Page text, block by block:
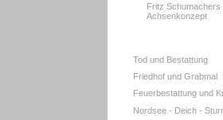
Tod und Bestattung
Friedhof und Grabmal
Feuerbestattung und
Nordsee - Deich -
Fritz Schumachers
Achsenkonzept